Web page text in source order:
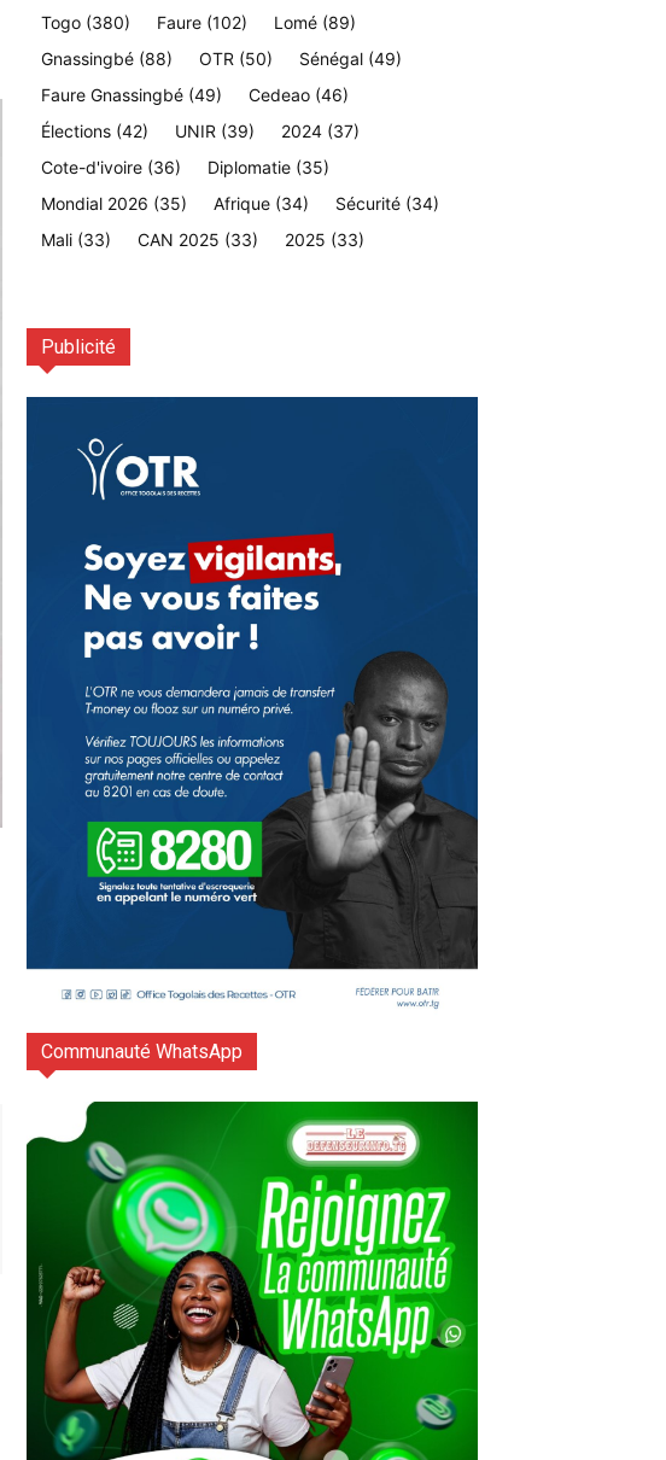
Togo (380) Faure (102) Lomé (89)
Gnassingbé (88) OTR (50) Sénégal (49)
Faure Gnassingbé (49) Cedeao (46)
Élections (42) UNIR (39) 2024 (37)
Cote-d'ivoire (36) Diplomatie (35)
Mondial 2026 (35) Afrique (34) Sécurité (34)
Mali (33) CAN 2025 (33) 2025 (33)
Publicité
Communauté WhatsApp